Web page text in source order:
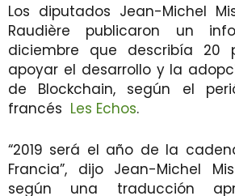
Los diputados Jean-Michel
Raudière publicaron un
diciembre que describía 20
apoyar el desarrollo y la
de Blockchain, según el
francés Les Echos.
“2019 será el año de la
Francia”, dijo Jean-Michel
según una traducción